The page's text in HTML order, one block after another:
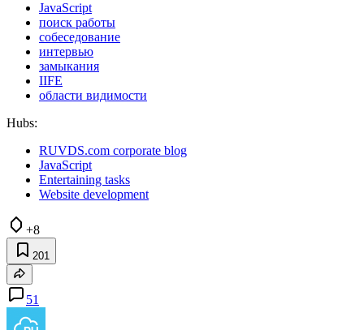
JavaScript
поиск работы
собеседование
интервью
замыкания
IIFE
области видимости
Hubs:
RUVDS.com corporate blog
JavaScript
Entertaining tasks
Website development
+8
201
51